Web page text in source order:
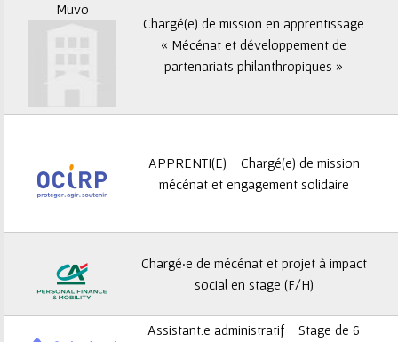
Muvo
Chargé(e) de mission en apprentissage
« Mécénat et développement de
partenariats philanthropiques »
APPRENTI(E) - Chargé(e) de mission
mécénat et engagement solidaire
Chargé·e de mécénat et projet à impact
social en stage (F/H)
Assistant.e administratif - Stage de 6